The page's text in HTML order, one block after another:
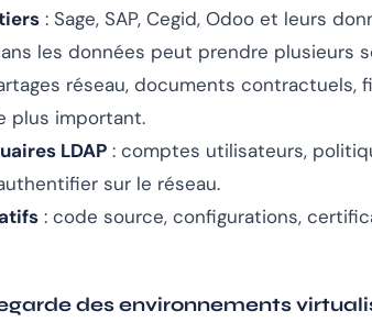
: Sage, SAP, Cegid, Odoo et leurs
les données peut prendre plusieurs
réseau, documents contractuels,
plus important.
LDAP: comptes utilisateurs,
sur le réseau.
: code source, configurations,
des environnements